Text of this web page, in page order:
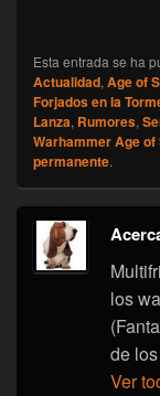
Esta entrada se ha
Actualidad, Age of
Forjados en la
Lanza, Rumores,
Warhammer Age
permanente.
los
de
Ver